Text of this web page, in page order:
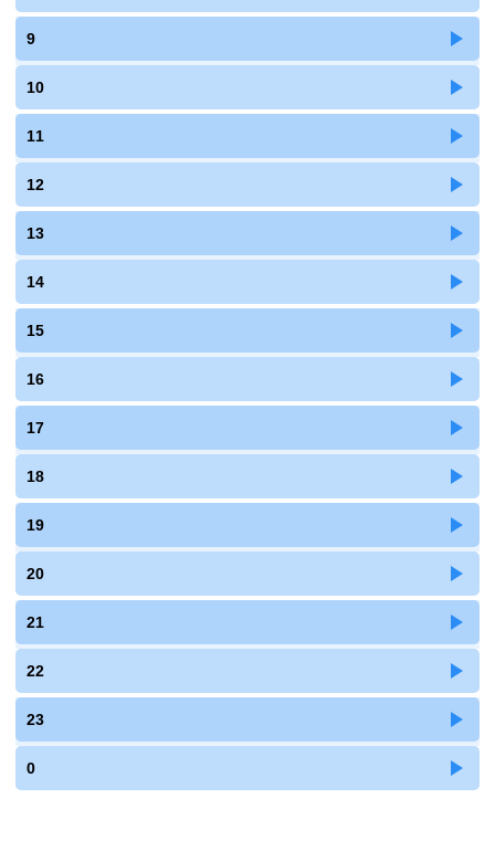
9
10
11
12
13
14
15
16
17
18
19
20
21
22
23
0